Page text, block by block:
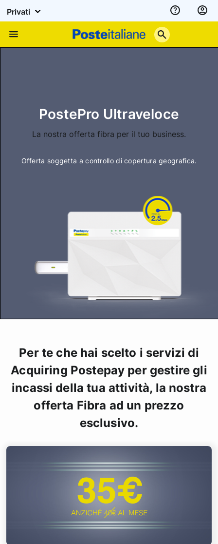
Privati
Assistenza
Italiane
PostePro Ultraveloce
La nostra offerta fibra per il tuo business.
Offerta soggetta a controllo di copertura geografica.
Per te che hai scelto i servizi di
Acquiring Postepay per gestire gli
incassi della tua attività, la nostra
offerta Fibra ad un prezzo
esclusivo.